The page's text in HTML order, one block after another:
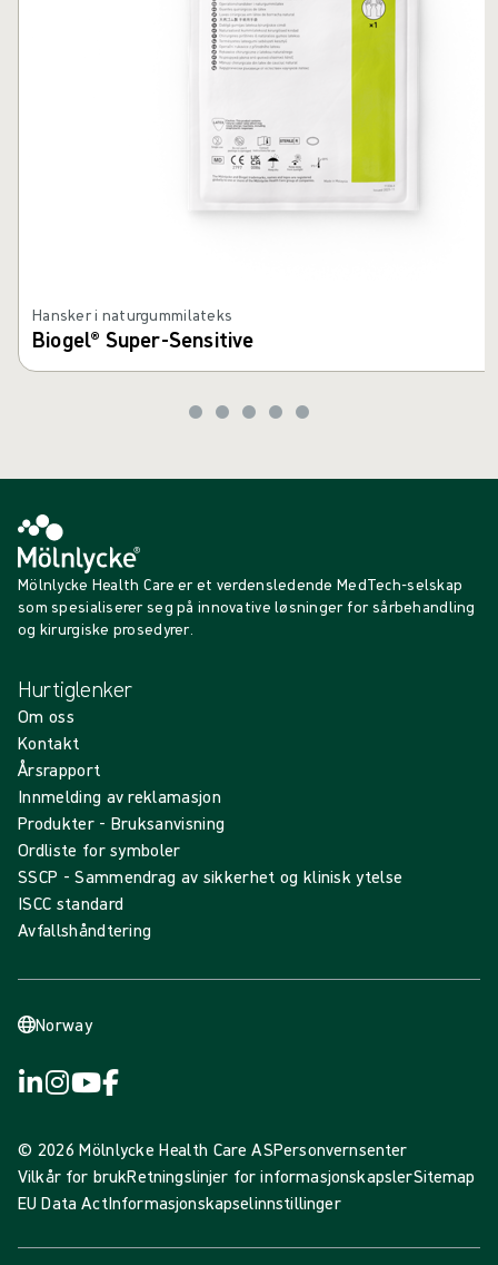
Hansker i naturgummilateks
Biogel® Super-Sensitive
Mölnlycke Health Care er et verdensledende MedTech-selskap
som spesialiserer seg på innovative løsninger for sårbehandling
og kirurgiske prosedyrer.
Hurtiglenker
Om oss
Kontakt
Årsrapport
Innmelding av reklamasjon
Produkter - Bruksanvisning
Ordliste for symboler
SSCP - Sammendrag av sikkerhet og klinisk ytelse
ISCC standard
Avfallshåndtering
Norway
© 2026 Mölnlycke Health Care ASPersonvernsenter
Vilkår for brukRetningslinjer for informasjonskapslerSitemap
EU Data ActInformasjonskapselinnstillinger